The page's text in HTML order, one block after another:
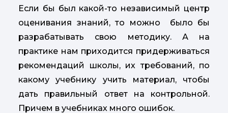
Если бы был какой-то независимый центр
оценивания знаний, то можно было бы
разрабатывать свою методику. А на
практике нам приходится придерживаться
рекомендаций школы, их требований, по
какому учебнику учить материал, чтобы
дать правильный ответ на контрольной.
Причем в учебниках много ошибок.